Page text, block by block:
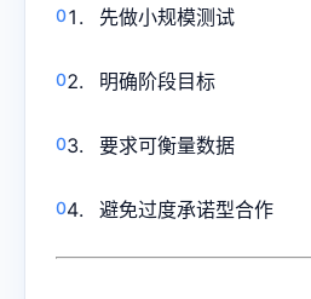
先做小规模测试
明确阶段目标
要求可衡量数据
避免过度承诺型合作